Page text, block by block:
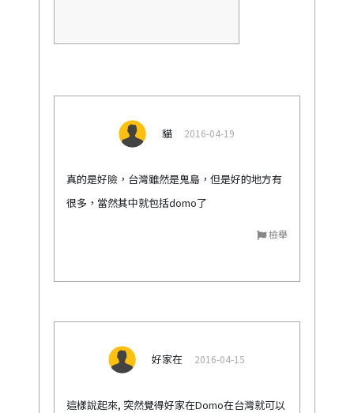
貓 2016-04-19
真的是好險，台灣雖然是鬼島，但是好的地方有
很多，當然其中就包括domo了
檢舉
好家在 2016-04-15
這樣說起來, 突然覺得好家在Domo在台灣就可以